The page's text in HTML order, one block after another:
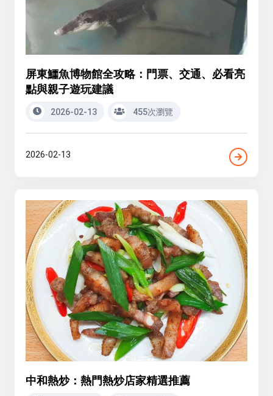
屏東鱷魚博物館全攻略：門票、交通、必看亮
點與親子遊玩建議
2026-02-13 455次瀏覽
2026-02-13
中和熱炒：熱門熱炒店家精選推薦